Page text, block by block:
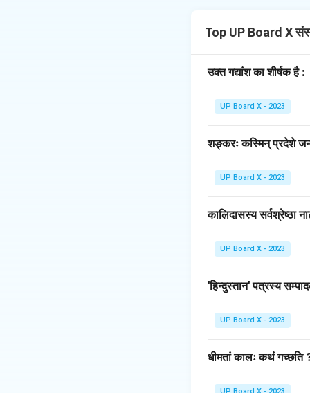
Step 2: Key
होता है।
'पीताम्बरः' का समास-
रहे हैं।
(नोट: यदि शब्द
अतः, विकल्प (C)
Download
Top UP Board X
उक्त गद्यांश का शीर्षक है :
UP Board X - 2023
शङ्करः कस्मिन् प्रदेशे
UP Board X - 2023
कालिदासस्य सर्वश्रेष्ठा
UP Board X - 2023
'हिन्दुस्तान' पत्रस्य
UP Board X - 2023
धीमतां कालः कथं गच्छति